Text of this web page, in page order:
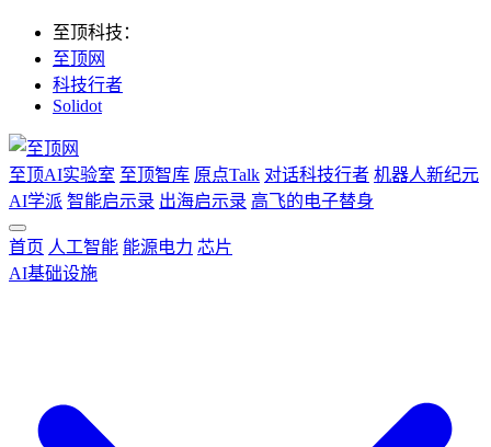
至顶科技：
至顶网
科技行者
Solidot
至顶AI实验室 至顶智库 原点Talk 对话科技行者 机器人新纪元
AI学派 智能启示录 出海启示录 高飞的电子替身
首页 人工智能 能源电力 芯片
AI基础设施